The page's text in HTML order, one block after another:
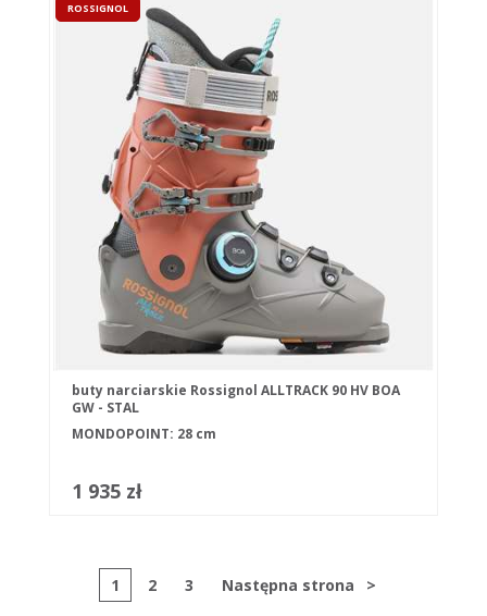
ROSSIGNOL
buty narciarskie Rossignol ALLTRACK 90 HV BOA
GW - STAL
MONDOPOINT: 28 cm
1 935 zł
1 2 3 Następna strona >